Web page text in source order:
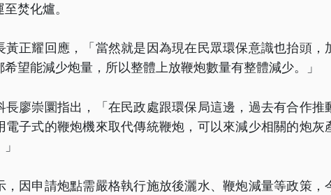
焚化爐。
黃正耀回應，「當然就是因為現在民眾環保意識也抬頭，
望能減少炮量，所以整體上放鞭炮數量有整體減少。」
長廖崇圜指出，「在民政處跟環保局這邊，過去有合作推
電子式的鞭炮機來取代傳統鞭炮，可以來減少相關的炮灰
，因申請炮點需嚴格執行施放後灑水、鞭炮減量等政策，